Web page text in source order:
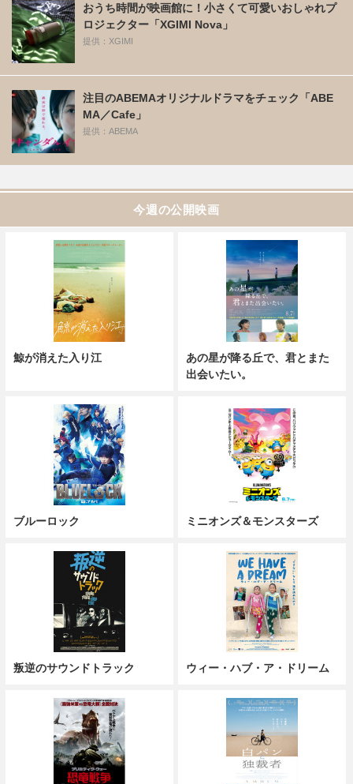
おうち時間が映画館に！小さくて可愛いおしゃれプ
ロジェクター「XGIMI Nova」
提供：XGIMI
注目のABEMAオリジナルドラマをチェック「ABE
MA／Cafe」
提供：ABEMA
今週の公開映画
鯨が消えた入り江
あの星が降る丘で、君とまた
出会いたい。
ブルーロック ミニオンズ＆モンスターズ
叛逆のサウンドトラック ウィー・ハブ・ア・ドリーム